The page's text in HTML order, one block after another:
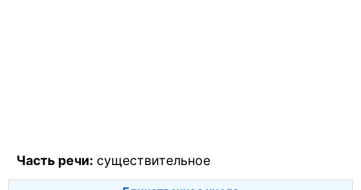
Часть речи: существительное